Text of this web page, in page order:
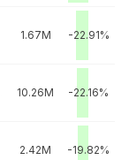
1.67M -22.91%
10.26M -22.16%
2.42M -19.82%